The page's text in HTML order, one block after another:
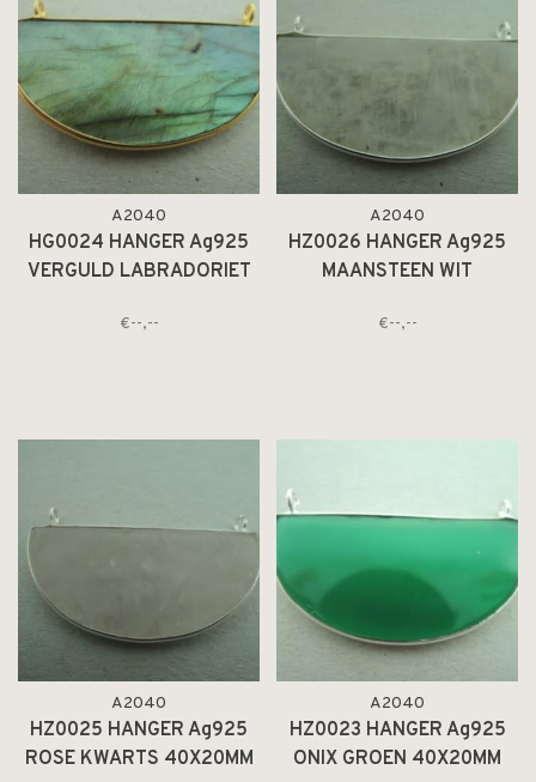
A2040
HG0024 HANGER Ag925
VERGULD LABRADORIET
MAAN MET 2 OGEN
€--,--
A2040
HZ0026 HANGER Ag925
MAANSTEEN WIT
MET 2 OGEN
€--,--
A2040
HZ0025 HANGER Ag925
ROSE KWARTS 40X20MM
A2040
HZ0023 HANGER Ag925
ONIX GROEN 40X20MM